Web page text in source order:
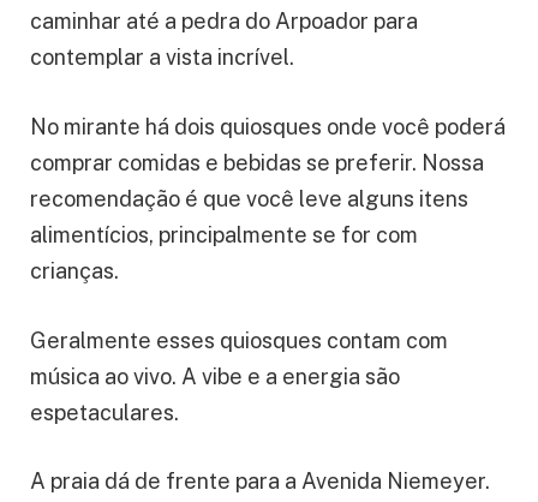
caminhar até a pedra do Arpoador para
contemplar a vista incrível.
No mirante há dois quiosques onde você poderá
comprar comidas e bebidas se preferir. Nossa
recomendação é que você leve alguns itens
alimentícios, principalmente se for com
crianças.
Geralmente esses quiosques contam com
música ao vivo. A vibe e a energia são
espetaculares.
A praia dá de frente para a Avenida Niemeyer.